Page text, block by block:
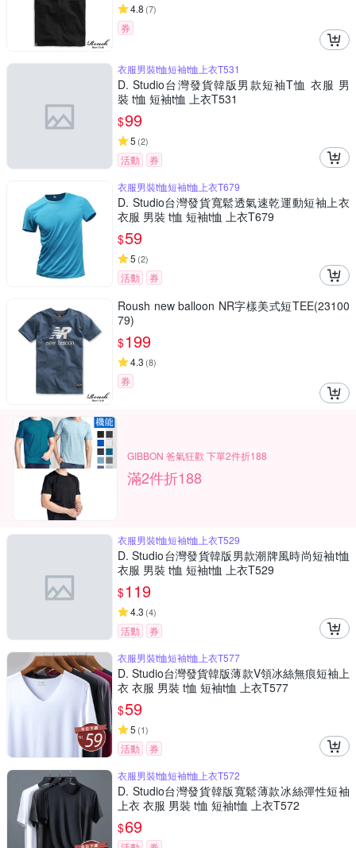
4.8 (7)
券
衣服男裝t恤短袖t恤上衣T531
D. Studio台灣發貨韓版男款短袖T恤 衣服 男
裝 t恤 短袖t恤 上衣T531
$99
5 (2)
活動
券
衣服男裝t恤短袖t恤上衣T679
D. Studio台灣發貨寬鬆透氣速乾運動短袖上衣
衣服 男裝 t恤 短袖t恤 上衣T679
$59
5 (2)
活動 券
Roush new balloon NR字樣美式短TEE(23100
79)
$199
4.3 (8)
券
GIBBON 爸氣狂歡 下單2件折188
滿2件折188
衣服男裝t恤短袖t恤上衣T529
D. Studio台灣發貨韓版男款潮牌風時尚短袖t恤
衣服 男裝 t恤 短袖t恤 上衣T529
$119
4.3 (4)
活動
券
衣服男裝t恤短袖t恤上衣T577
D. Studio台灣發貨韓版薄款V領冰絲無痕短袖上
衣 衣服 男裝 t恤 短袖t恤 上衣T577
$59
5 (1)
活動
券
衣服男裝t恤短袖t恤上衣T572
D. Studio台灣發貨韓版寬鬆薄款冰絲彈性短袖
上衣 衣服 男裝 t恤 短袖t恤 上衣T572
$69